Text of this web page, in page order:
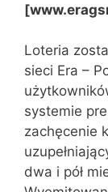
Loteria
sieci Era –
systemie
zachęcenie
dwa i pół